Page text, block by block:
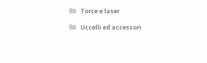
Torce e laser
Uccelli ed accessori